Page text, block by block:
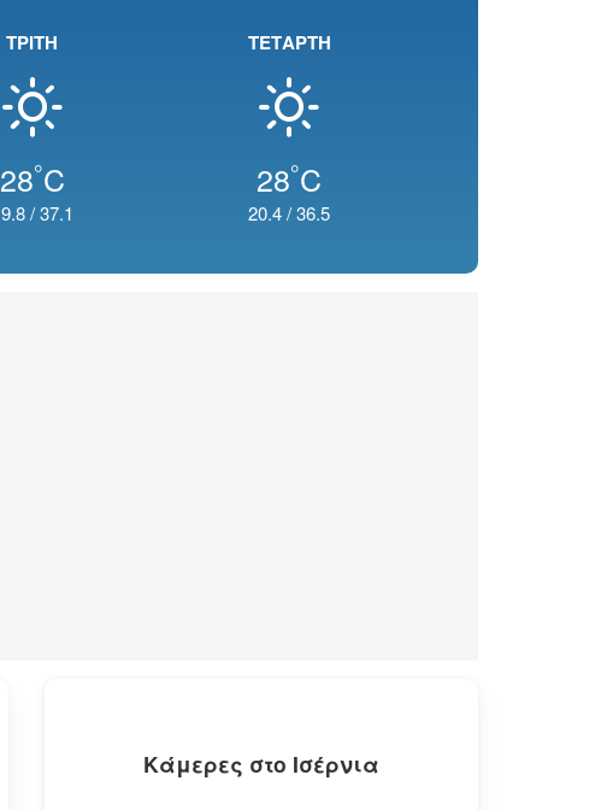
ΤΡΙΤΗ
28°C
/37.1
ΤΕΤΑΡΤΗ
28°C
20.4/36.5
Κάμερες στο Ισέρνια